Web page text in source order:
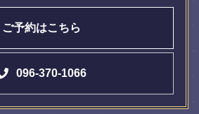
ご予約はこちら
096-370-1066